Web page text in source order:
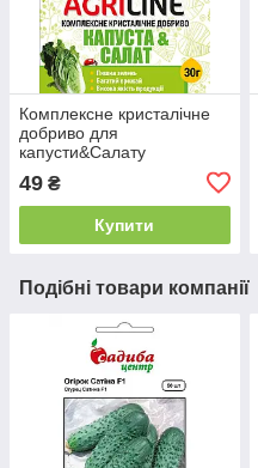
Комплексне кристалічне
добриво для
капусти&Салату
49 ₴
Купити
Подібні товари компанії